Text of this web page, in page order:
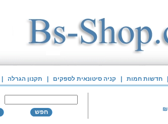
חדשות חמות קניה סיטונאית לספקים תקנון הגרלה
₪ חפש